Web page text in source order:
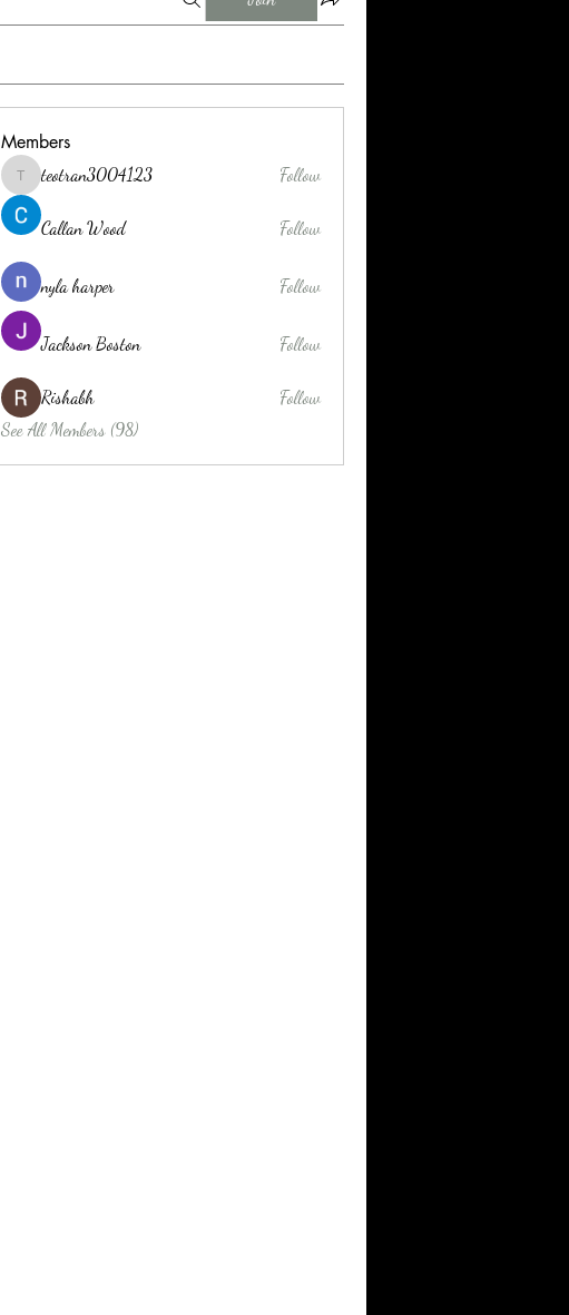
Members
teotran3004123
teotran3004123 Follow
Callan Wood Follow
nyla harper Follow
Jackson Boston Follow
Rishabh
Follow
See All Members (98)